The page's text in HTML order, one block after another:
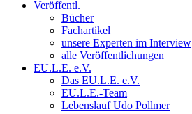
Veröffentl.
Bücher
Fachartikel
unsere Experten im Interview
alle Veröffentlichungen
EU.L.E. e.V.
Das EU.L.E. e.V.
EU.L.E.-Team
Lebenslauf Udo Pollmer